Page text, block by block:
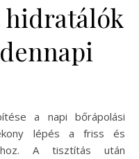
hidratálók
a napi bőrápolási
lépés a friss és
A tisztítás után